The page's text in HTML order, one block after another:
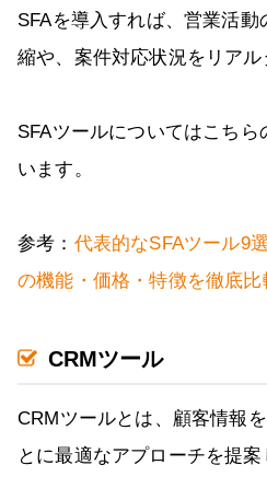
SFAを導入すれば、営業活
縮や、案件対応状況をリアル
SFAツールについてはこち
います。
参考： 代表的なSFAツール9
の機能・価格・特徴を徹底比
CRMツール
CRMツールとは、顧客情報
とに最適なアプローチを提案